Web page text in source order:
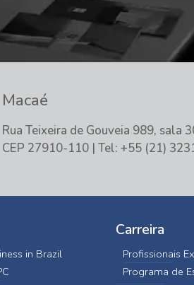
Macaé
Rua Teixeira de Gouveia 989, sala
CEP 27910-110 | Tel: +55 (21)
in Brazil
Carreira
Profissionais
Programa de